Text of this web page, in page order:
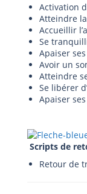
Activation
Atteindre
Accueillir
Se
Apaiser
Avoir un
Atteindre
Se libérer
Apaiser
Scripts de
Retour de